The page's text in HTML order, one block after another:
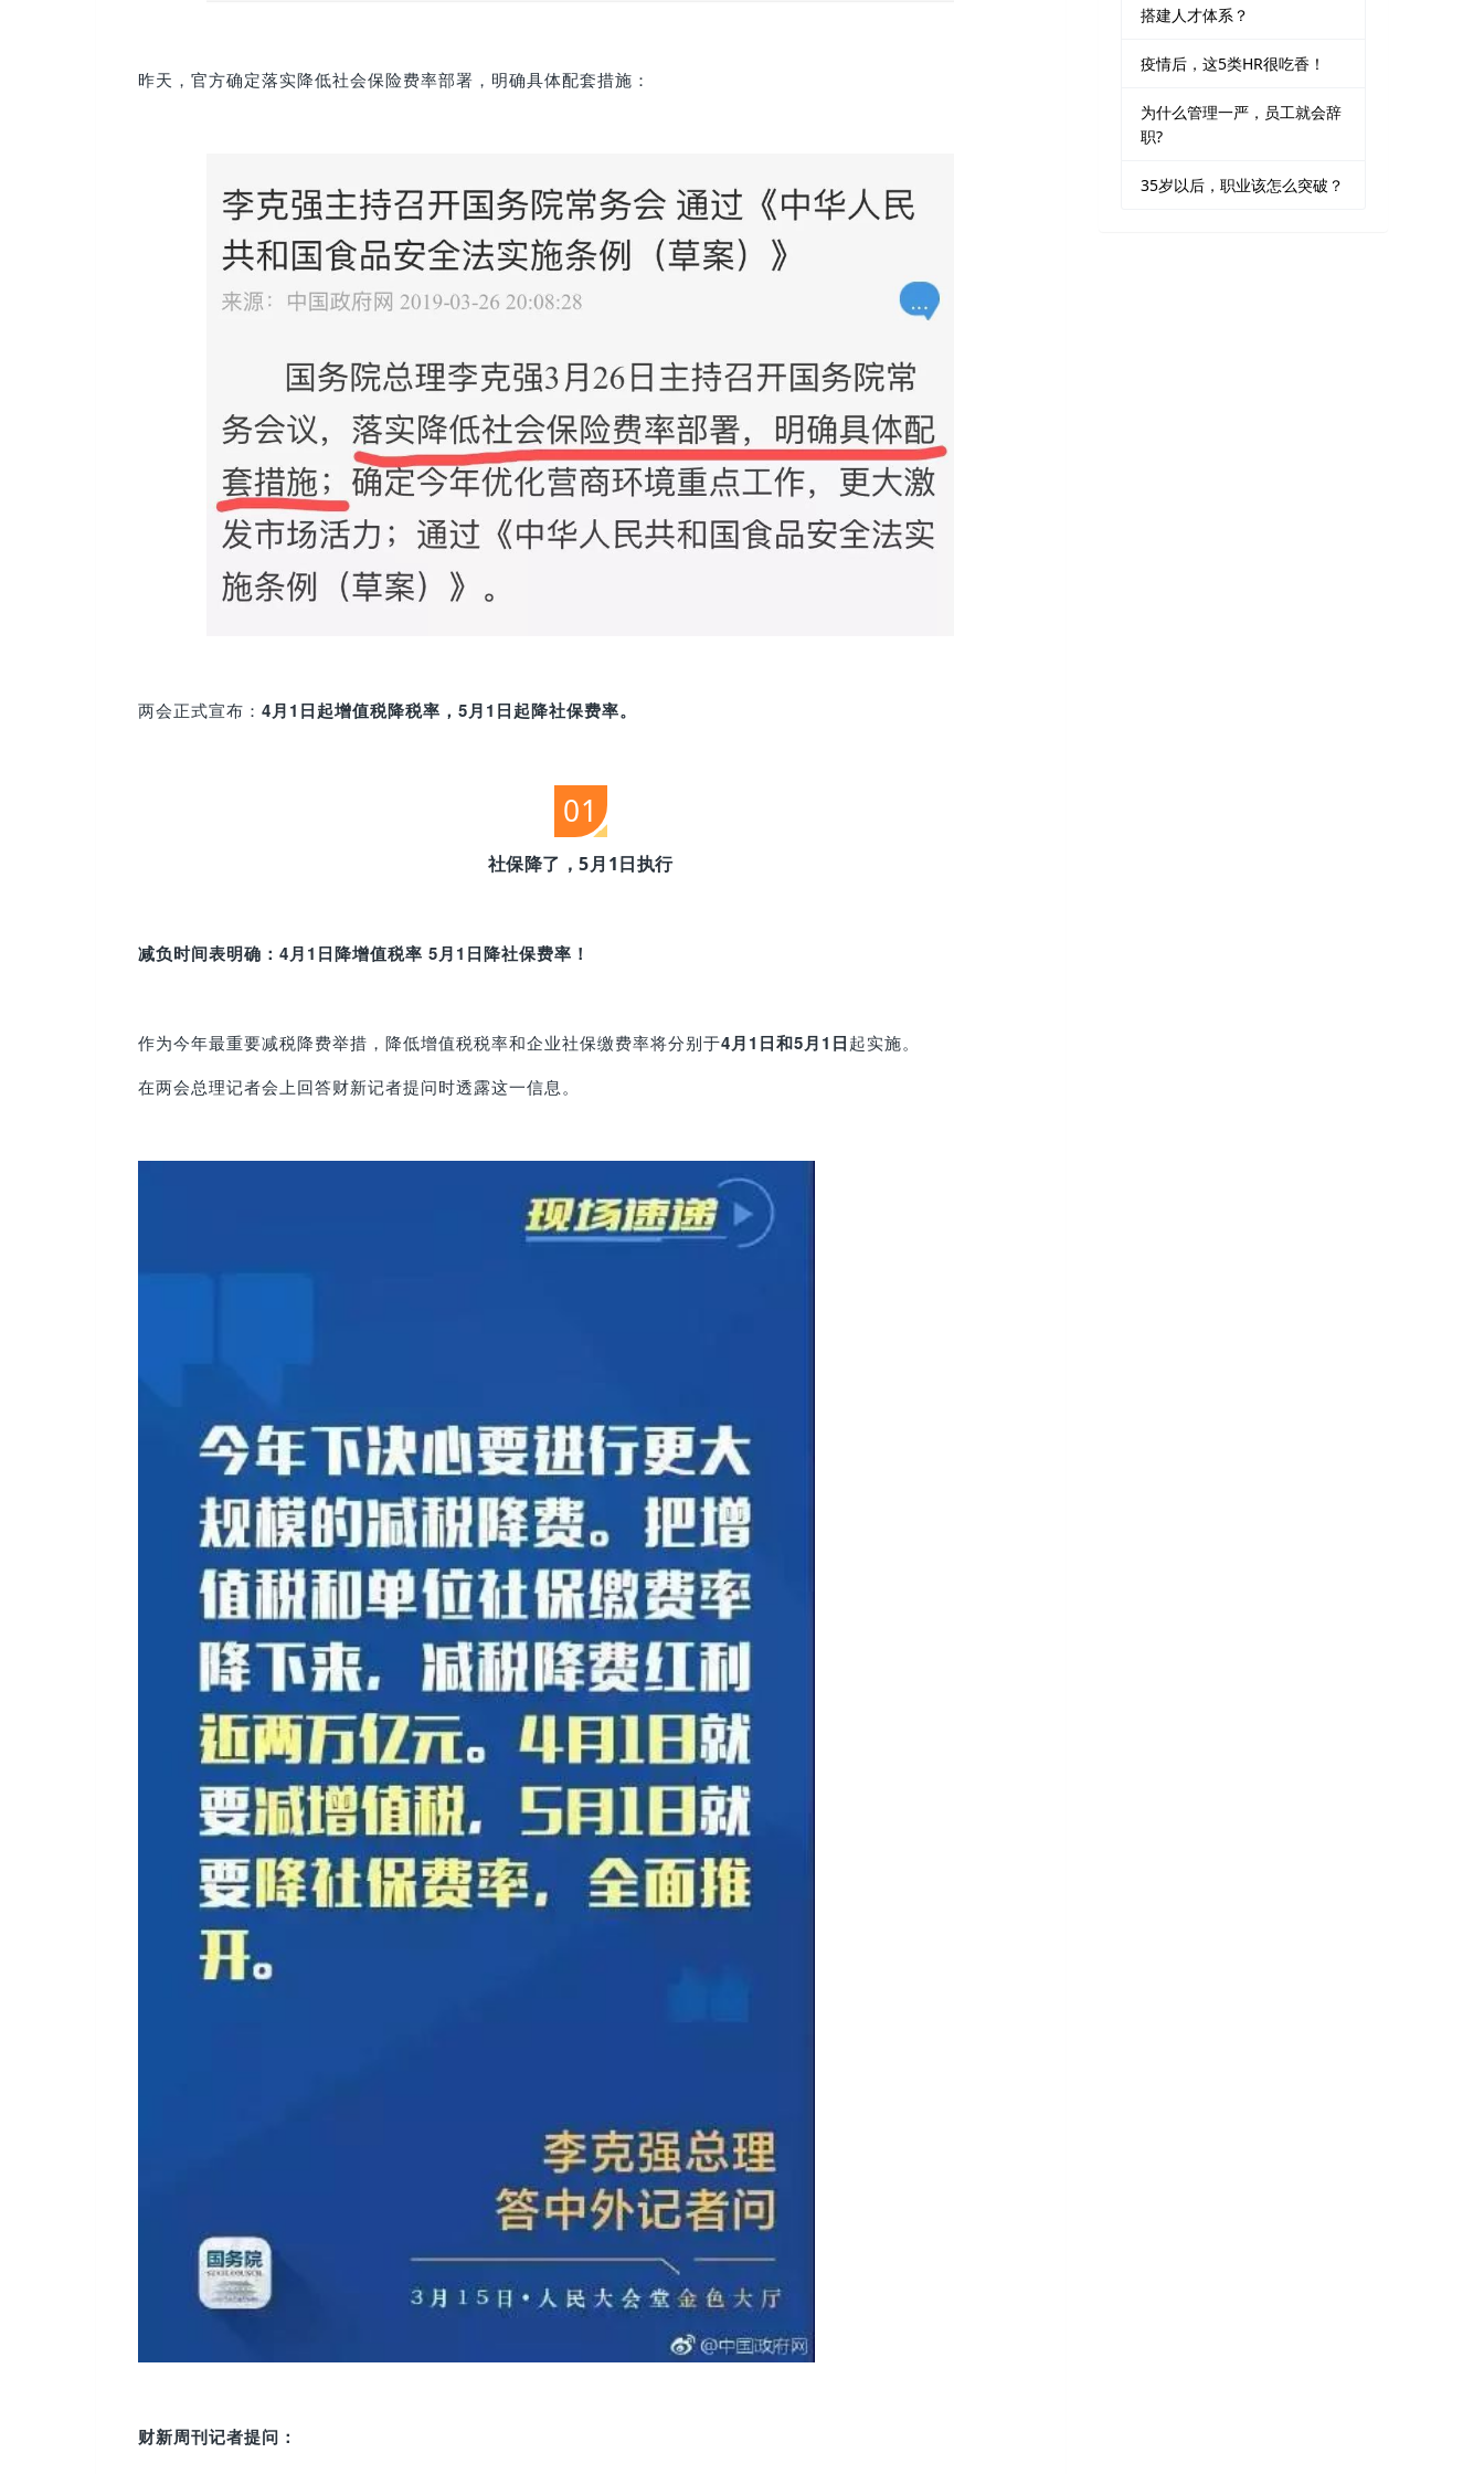
昨天，官方确定落实降低社会保险费率部署，明确具体配套措施：
两会正式宣布： 4月1日起增值税降税率，5月1日起降社保费率。
01
社保降了，5月1日执行
减负时间表明确：4月1日降增值税率 5月1日降社保费率！
作为今年最重要减税降费举措，降低增值税税率和企业社保缴费率将分别于4月1日和5月1日起实施。
在两会总理记者会上回答财新记者提问时透露这一信息。
财新周刊记者提问：
搭建人才体系？
疫情后，这5类HR很吃香！
为什么管理一严，员工就会辞
职?
35岁以后，职业该怎么突破？